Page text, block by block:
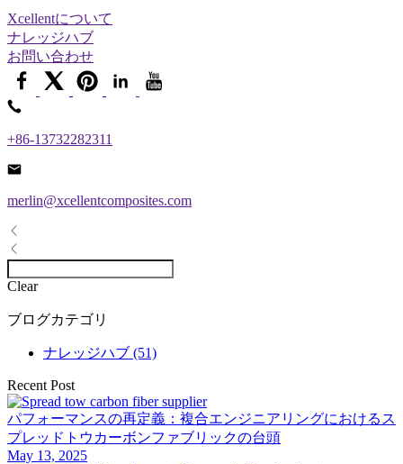
Xcellentについて
ナレッジハブ
お問い合わせ
+86-13732282311
merlin@xcellentcomposites.com
Clear
ブログカテゴリ
ナレッジハブ (51)
Recent Post
パフォーマンスの再定義：複合エンジニアリングにおけるス
プレッドトウカーボンファブリックの台頭
May 13, 2025